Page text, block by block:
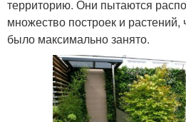
территорию. Они пытаются
множество построек и растений,
было максимально занято.